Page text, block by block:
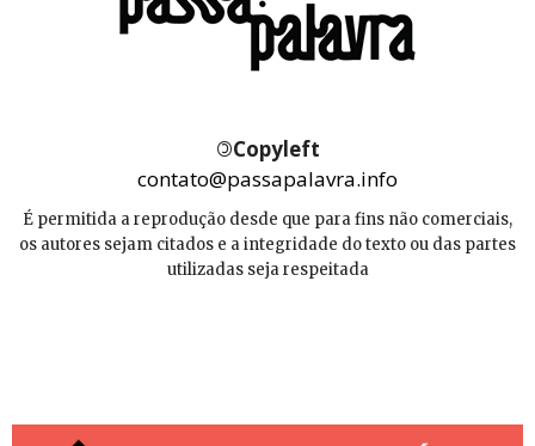
©Copyleft
contato@passapalavra.info
É permitida a reprodução desde que para fins não comerciais,
os autores sejam citados e a integridade do texto ou das partes
utilizadas seja respeitada